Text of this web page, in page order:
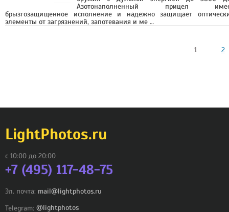
Азотонаполненный прицел
брызгозащищенное исполнение и надежно защищает
элементы от загрязнений, запотевания и ме …
1 2
LightPhotos.ru
с 10:00 до 20:00
+7 (495) 117-48-75
Эл. почта: mail@lightphotos.ru
Telegram: @lightphotos